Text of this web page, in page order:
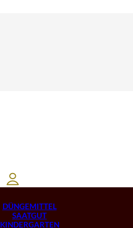
DÜNGEMITTEL
SAATGUT
KINDERGARTEN